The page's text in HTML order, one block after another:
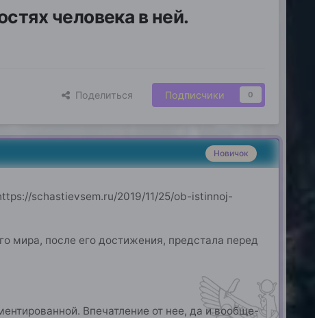
человека в ней.
Поделиться Подписчики 0
Новичок
schastievsem.ru/2019/11/25/ob-istinnoj-
мира, после его достижения, предстала перед
Впечатление от нее, да и вообще-